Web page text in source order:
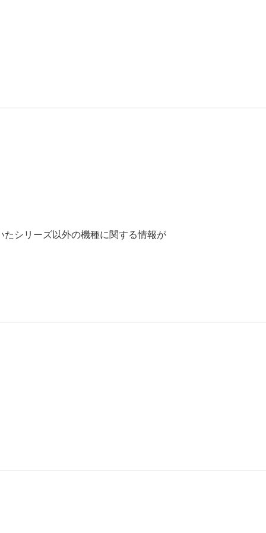
シリーズ以外の機種に関する情報が